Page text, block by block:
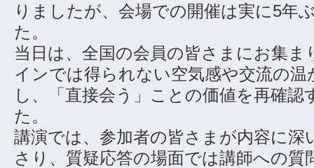
りましたが、会場での開催は実に5年
た。
当日は、全国の会員の皆さまにお集
インでは得られない空気感や交流の
し、「直接会う」ことの価値を再確
た。
講演では、参加者の皆さまが内容に深
さり、質疑応答の場面では講師への質